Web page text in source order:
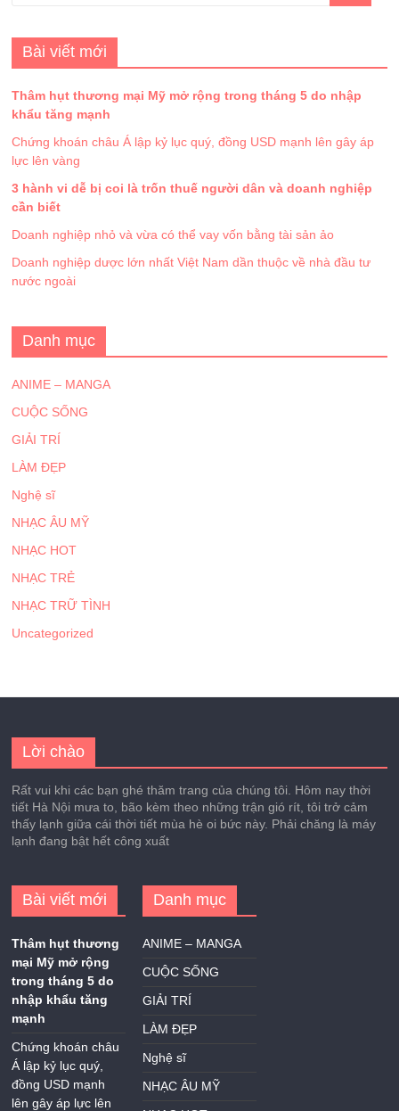
Bài viết mới
Thâm hụt thương mại Mỹ mở rộng trong tháng 5 do nhập
khẩu tăng mạnh
Chứng khoán châu Á lập kỷ lục quý, đồng USD mạnh lên gây áp
lực lên vàng
3 hành vi dễ bị coi là trốn thuế người dân và doanh nghiệp
cần biết
Doanh nghiệp nhỏ và vừa có thể vay vốn bằng tài sản ảo
Doanh nghiệp dược lớn nhất Việt Nam dần thuộc về nhà đầu tư
nước ngoài
Danh mục
ANIME – MANGA
CUỘC SỐNG
GIẢI TRÍ
LÀM ĐẸP
Nghệ sĩ
NHẠC ÂU MỸ
NHẠC HOT
NHẠC TRẺ
NHẠC TRỮ TÌNH
Uncategorized
Lời chào
Rất vui khi các bạn ghé thăm trang của chúng tôi. Hôm nay thời
tiết Hà Nội mưa to, bão kèm theo những trận gió rít, tôi trở cảm
thấy lạnh giữa cái thời tiết mùa hè oi bức này. Phải chăng là máy
lạnh đang bật hết công xuất
Bài viết mới
Thâm hụt thương
mại Mỹ mở rộng
trong tháng 5 do
nhập khẩu tăng
mạnh
Chứng khoán châu
Á lập kỷ lục quý,
đồng USD mạnh
lên gây áp lực lên
Danh mục
ANIME – MANGA
CUỘC SỐNG
GIẢI TRÍ
LÀM ĐẸP
Nghệ sĩ
NHẠC ÂU MỸ